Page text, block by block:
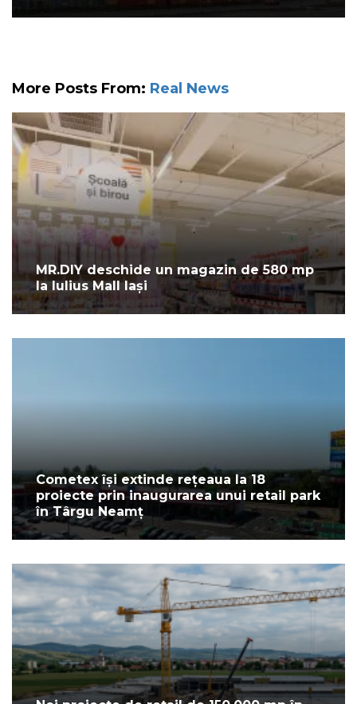
More Posts From: Real News
MR.DIY deschide un magazin de 580 mp
la Iulius Mall Iași
Cometex își extinde rețeaua la 18
proiecte prin inaugurarea unui retail park
în Târgu Neamț